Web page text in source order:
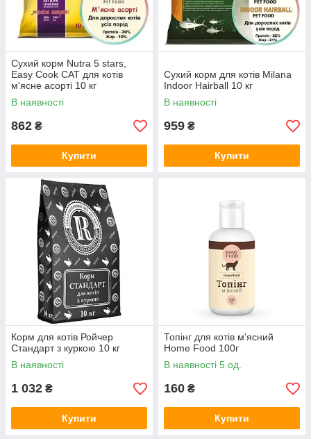
Сухий корм Nutra 5 stars,
Easy Cook CAT для котів
м'ясне асорті 10 кг
В наявності
862 ₴
Купити
Сухий корм для котів Milana
Indoor Hairball 10 кг
В наявності
959 ₴
Купити
Корм для котів Ройчер
Стандарт з куркою 10 кг
В наявності
1 032 ₴
Купити
Топінг для котів м'ясний
Home Food 100г
В наявності 5 од.
160 ₴
Купити